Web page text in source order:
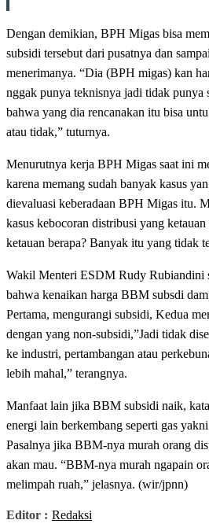
Dengan demikian, BPH Migas bisa
subsidi tersebut dari pusatnya dan
menerimanya. “Dia (BPH migas) kan
nggak punya teknisnya jadi tidak punya
bahwa yang dia rencanakan itu bisa
atau tidak,” tuturnya.
Menurutnya kerja BPH Migas saat ini
karena memang sudah banyak kasus
dievaluasi keberadaan BPH Migas itu.
kasus kebocoran distribusi yang
ketauan berapa? Banyak itu yang tidak
Wakil Menteri ESDM Rudy Rubiandini
bahwa kenaikan harga BBM subsdi
Pertama, mengurangi subsidi, Kedua
dengan yang non-subsidi,”Jadi tidak
ke industri, pertambangan atau
lebih mahal,” terangnya.
Manfaat lain jika BBM subsidi naik,
energi lain berkembang seperti gas
Pasalnya jika BBM-nya murah orang
akan mau. “BBM-nya murah ngapain
melimpah ruah,” jelasnya. (wir/jpnn)
Editor : Redaksi